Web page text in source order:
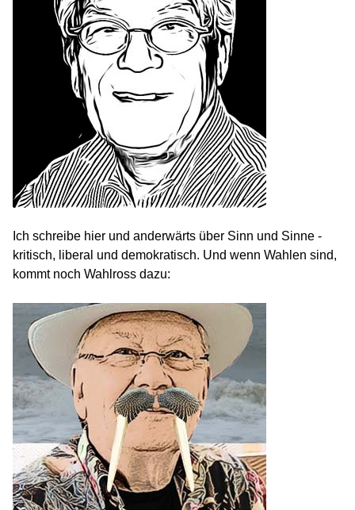
Ich schreibe hier und anderwärts über Sinn und Sinne -
kritisch, liberal und demokratisch. Und wenn Wahlen sind,
kommt noch Wahlross dazu: